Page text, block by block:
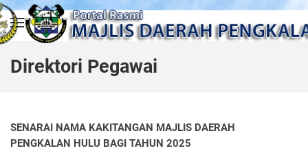
Skip to main content
Direktori Pegawai
SENARAI NAMA KAKITANGAN MAJLIS DAERAH
PENGKALAN HULU BAGI TAHUN 2025